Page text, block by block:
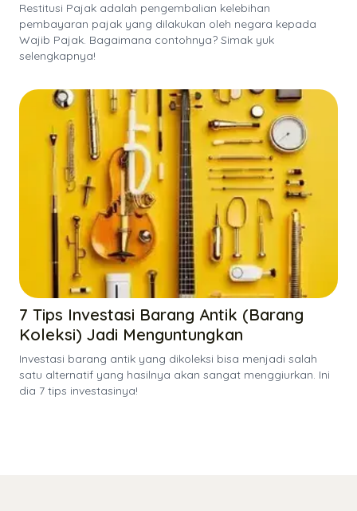
Restitusi Pajak adalah pengembalian kelebihan
pembayaran pajak yang dilakukan oleh negara kepada
Wajib Pajak. Bagaimana contohnya? Simak yuk
selengkapnya!
7 Tips Investasi Barang Antik (Barang
Koleksi) Jadi Menguntungkan
Investasi barang antik yang dikoleksi bisa menjadi salah
satu alternatif yang hasilnya akan sangat menggiurkan. Ini
dia 7 tips investasinya!